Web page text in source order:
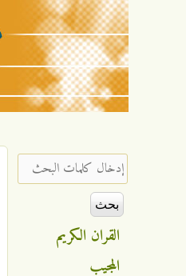
الإشعاع
الإسلامي
‏إدخال كلمات البحث ‏
القران الكريم
المجيب